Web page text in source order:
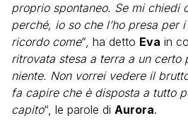
proprio spontaneo. Se mi chiedi
perché, io so che l’ho presa per
ricordo come“, ha detto Eva in
ritrovata stesa a terra a un certo
niente. Non vorrei vedere il
fa capire che è disposta a tutto
capito“, le parole di Aurora.